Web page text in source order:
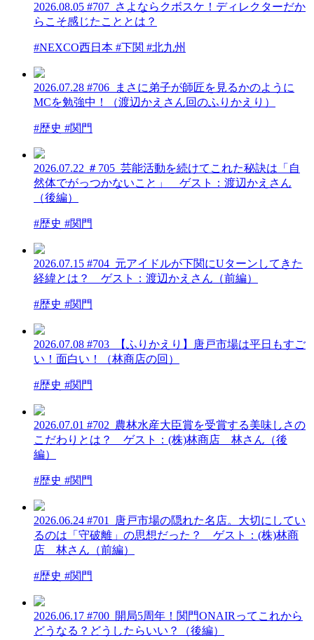
2026.08.05 #707_さよならクボスケ！ディレクターだか
らこそ感じたこととは？
#NEXCO西日本 #下関 #北九州
2026.07.28 #706_まさに弟子が師匠を見るかのように
MCを勉強中！（渡辺かえさん回のふりかえり）
#歴史 #関門
2026.07.22 ＃705_芸能活動を続けてこれた秘訣は「自
然体でがっつかないこと」 ゲスト：渡辺かえさん
（後編）
#歴史 #関門
2026.07.15 #704_元アイドルが下関にUターンしてきた
経緯とは？ ゲスト：渡辺かえさん（前編）
#歴史 #関門
2026.07.08 #703_【ふりかえり】唐戸市場は平日もすご
い！面白い！（林商店の回）
#歴史 #関門
2026.07.01 #702_農林水産大臣賞を受賞する美味しさの
こだわりとは？ ゲスト：(株)林商店 林さん（後
編）
#歴史 #関門
2026.06.24 #701_唐戸市場の隠れた名店。大切にしてい
るのは「守破離」の思想だった？ ゲスト：(株)林商
店 林さん（前編）
#歴史 #関門
2026.06.17 #700_開局5周年！関門ONAIRってこれから
どうなる？どうしたらいい？（後編）